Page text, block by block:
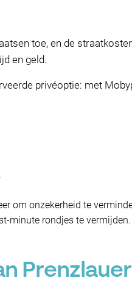
toe, en de
en geld.
privéoptie: met
om onzekerheid te
minute rondjes te vermijden.